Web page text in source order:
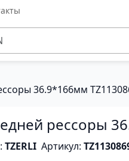
36.9*166мм
рессоры
TZERLI Артикул: